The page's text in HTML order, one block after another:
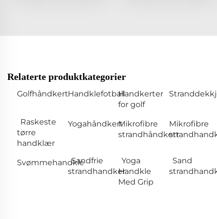
Relaterte produktkategorier
GolfhåndkertHandklefotballHandkerter
for golf
Raskeste
tørre
handklær
YogahåndkertMikrofibre
strandhåndkert
Mikrofibre
SvømmehandkleSandfrie
strandhandker
Yoga
Handkle
Med Grip
Sand